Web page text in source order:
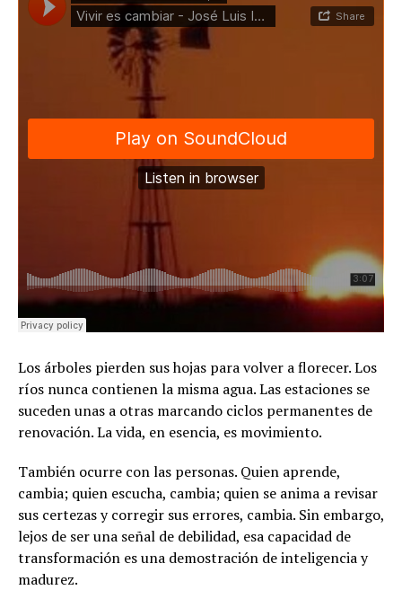
Los árboles pierden sus hojas para volver a florecer. Los
ríos nunca contienen la misma agua. Las estaciones se
suceden unas a otras marcando ciclos permanentes de
renovación. La vida, en esencia, es movimiento.
También ocurre con las personas. Quien aprende,
cambia; quien escucha, cambia; quien se anima a revisar
sus certezas y corregir sus errores, cambia. Sin embargo,
lejos de ser una señal de debilidad, esa capacidad de
transformación es una demostración de inteligencia y
madurez.